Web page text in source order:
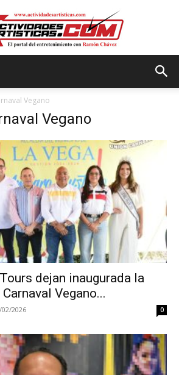
Vegano
Vegano
dejan inaugurada la
Vegano...
02/2026 0